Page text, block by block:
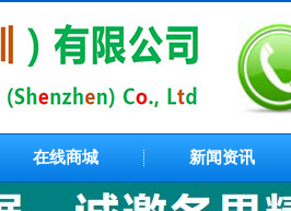
在线商城 新闻资讯